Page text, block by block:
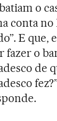
o
conta no
E que,
fazer o
de